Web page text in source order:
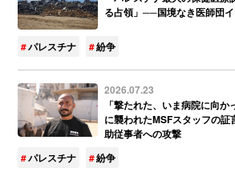
る占領」──国境なき医師団
パレスチナ 紛争
2026.07.23
「撃たれた、いま病院に向
に襲われたMSFスタッフの
助従事者への攻撃
パレスチナ
紛争